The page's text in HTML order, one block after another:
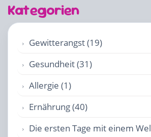
Kategorien
Gewitterangst (19)
Gesundheit (31)
Allergie (1)
Ernährung (40)
Die ersten Tage mit einem